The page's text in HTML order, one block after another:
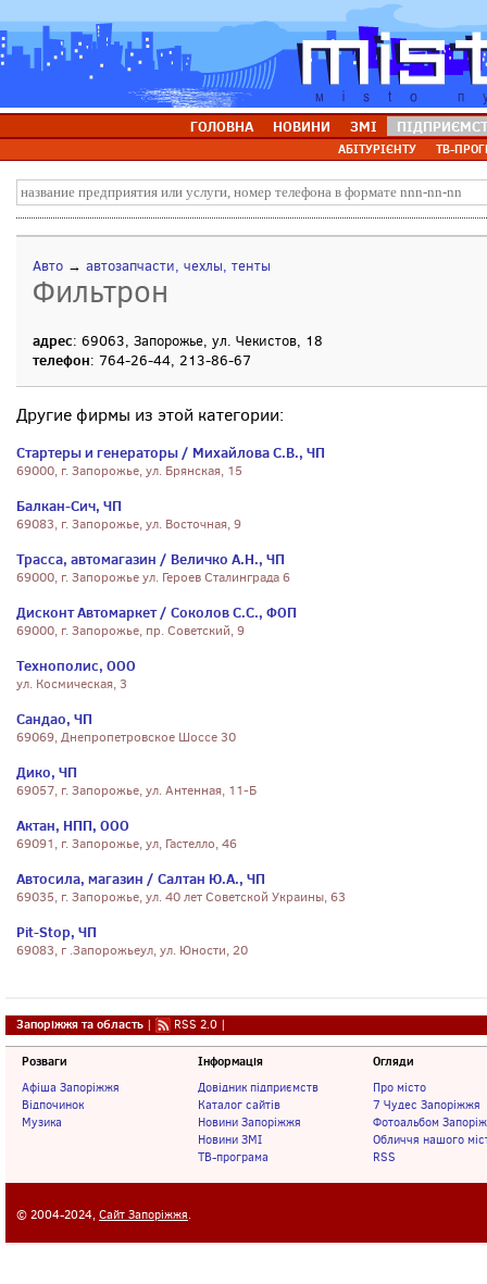
ГОЛОВНА НОВИНИ ЗМІ
АБІТУРІЄНТУ ТВ-
Авто → автозапчасти, чехлы, тенты
Фильтрон
адрес: 69063, Запорожье, ул. Чекистов, 18
телефон: 764-26-44, 213-86-67
Другие фирмы из этой категории:
Стартеры и генераторы / Михайлова С.В., ЧП
69000, г. Запорожье, ул. Брянская, 15
Балкан-Сич, ЧП
69083, г. Запорожье, ул. Восточная, 9
Трасса, автомагазин / Величко А.Н., ЧП
69000, г. Запорожье ул. Героев Сталинграда 6
Дисконт Автомаркет / Соколов С.С., ФОП
69000, г. Запорожье, пр. Советский, 9
Технополис, ООО
ул. Космическая, 3
Сандао, ЧП
69069, Днепропетровское Шоссе 30
Дико, ЧП
69057, г. Запорожье, ул. Антенная, 11-Б
Актан, НПП, ООО
69091, г. Запорожье, ул, Гастелло, 46
Автосила, магазин / Салтан Ю.А., ЧП
69035, г. Запорожье, ул. 40 лет Советской Украины, 63
Pit-Stop, ЧП
69083, г .Запорожьеул, ул. Юности, 20
Запоріжжя та область | RSS 2.0 |
Розваги
Афіша Запоріжжя
Відпочинок
Музика
Інформація
Довідник підприємств
Каталог сайтів
Новини Запоріжжя
Новини ЗМІ
ТВ-програма
Огляди
Про місто
7 Чудес Запоріжжя
Фотоальбом
Обличчя нашого
RSS
© 2004-2024, Сайт Запоріжжя.